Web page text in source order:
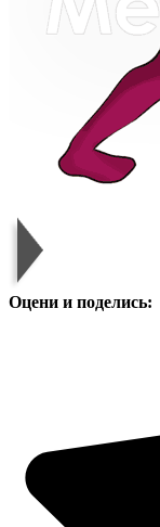
Оцени и поделись: